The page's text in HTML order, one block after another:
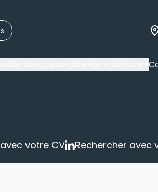
avec votre CV
votre CV Rechercher avec